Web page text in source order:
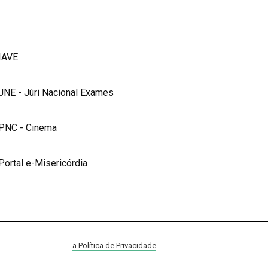
- Júri Nacional Exames
- Cinema
e-Misericórdia
a Política de Privacidade